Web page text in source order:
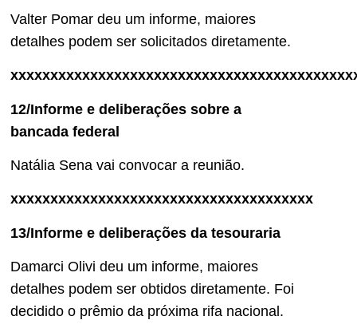
Valter Pomar deu um informe, maiores
detalhes podem ser solicitados diretamente.
12/Informe e deliberações sobre a
bancada federal
Natália Sena vai convocar a reunião.
xxxxxxxxxxxxxxxxxxxxxxxxxxxxxxxxxxxxxx
13/Informe e deliberações da tesouraria
Damarci Olivi deu um informe, maiores
detalhes podem ser obtidos diretamente. Foi
decidido o prêmio da próxima rifa nacional.